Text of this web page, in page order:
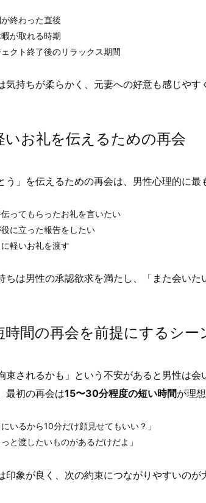
終わった直後
が取れる時期
クト終了後のリラックス期間
気持ちが柔らかく、元妻への好意も感じやす
いお礼を伝えるための再会
う」を伝えるための再会は、男性心理的に最
ってもらったお礼を言いたい
に立った報告をしたい
軽いお礼を渡す
ちは男性の承認欲求を満たし、「また会いた
時間の再会を前提にするシー
束されるかも」という不安があると男性は会
最初の再会は15〜30分程度の短い時間が理想
にいるから10分だけ顔見せてもいい？」
っと渡したいものがあるだけだよ」
印象が良く、次の約束につながりやすいのが